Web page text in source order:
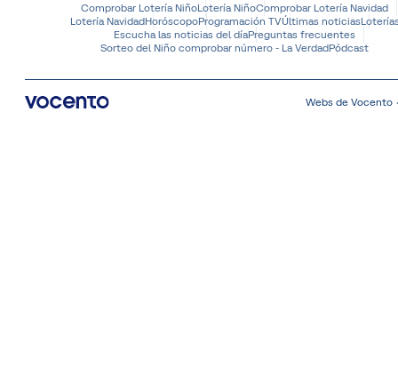
Comprobar Lotería NiñoLotería NiñoComprobar Lotería Navidad
Lotería NavidadHoróscopoProgramación TVÚltimas noticias
Escucha las noticias del díaPreguntas frecuentes
Sorteo del Niño comprobar número - La VerdadPódcast
Webs de Vocento